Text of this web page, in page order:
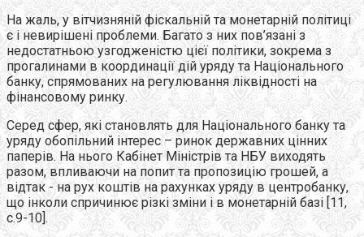
На жаль, у вітчизняній фіскальній та монетарній політиці
є і невирішені проблеми. Багато з них пов’язані з
недостатньою узгодженістю цієї політики, зокрема з
прогалинами в координації дій уряду та Національного
банку, спрямованих на регулювання ліквідності на
фінансовому ринку.
Серед сфер, які становлять для Національного банку та
уряду обопільний інтерес – ринок державних цінних
паперів. На нього Кабінет Міністрів та НБУ виходять
разом, впливаючи на попит та пропозицію грошей, а
відтак - на рух коштів на рахунках уряду в центробанку,
що інколи спричинює різкі зміни і в монетарній базі [11,
с.9-10].